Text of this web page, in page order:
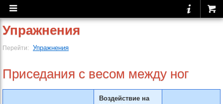
Упражнения
Перейти: Упражнения
Приседания с весом между ног
Воздействие на